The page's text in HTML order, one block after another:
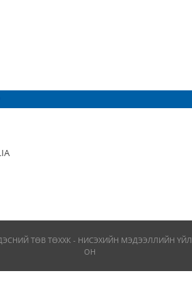
ТӨВ ТӨХХК - НИСЭХИЙН МЭДЭЭЛЛИЙН
ОН